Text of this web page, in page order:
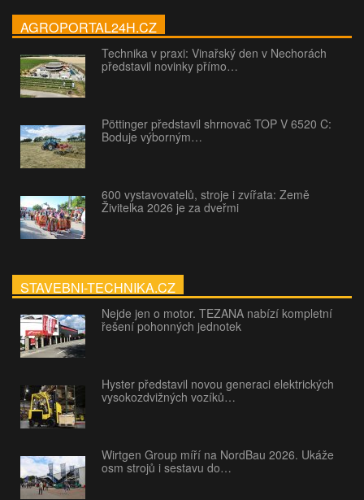
AGROPORTAL24H.CZ
Technika v praxi: Vinařský den v Nechorách
představil novinky přímo…
Pöttinger představil shrnovač TOP V 6520 C:
Boduje výborným…
600 vystavovatelů, stroje i zvířata: Země
Živitelka 2026 je za dveřmi
STAVEBNI-TECHNIKA.CZ
Nejde jen o motor. TEZANA nabízí kompletní
řešení pohonných jednotek
Hyster představil novou generaci elektrických
vysokozdvižných vozíků…
Wirtgen Group míří na NordBau 2026. Ukáže
osm strojů i sestavu do…